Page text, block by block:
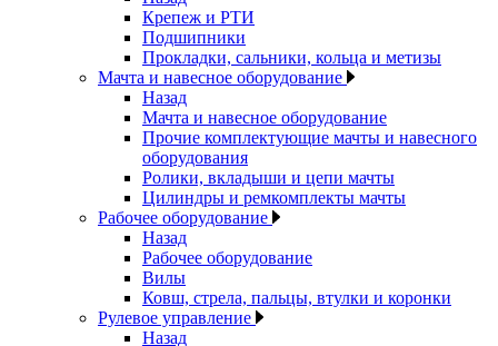
Крепеж и РТИ
Подшипники
Прокладки, сальники, кольца и метизы
Мачта и навесное оборудование
Назад
Мачта и навесное оборудование
Прочие комплектующие мачты и навесного
оборудования
Ролики, вкладыши и цепи мачты
Цилиндры и ремкомплекты мачты
Рабочее оборудование
Назад
Рабочее оборудование
Вилы
Ковш, стрела, пальцы, втулки и коронки
Рулевое управление
Назад